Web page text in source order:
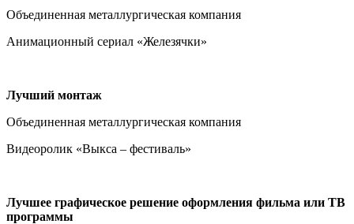
Объединенная металлургическая компания
Анимационный сериал «Железячки»
Лучший монтаж
Объединенная металлургическая компания
Видеоролик «Выкса – фестиваль»
Лучшее графическое решение оформления фильма или ТВ
программы